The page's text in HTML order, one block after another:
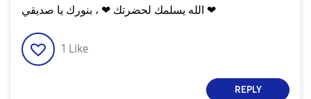
الله يسلمك لحضرتك ❤ ، بنورك يا صديقي ❤
1 Like
REPLY